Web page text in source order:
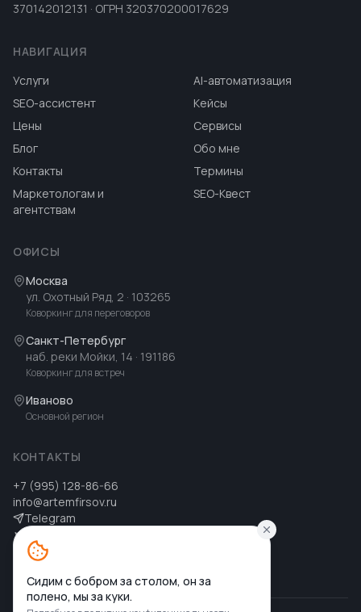
370142012131 · ОГРН 320370200017629
НАВИГАЦИЯ
Услуги
AI-автоматизация
SEO-ассистент
Кейсы
Цены
Сервисы
Блог
Обо мне
Контакты
Термины
Маркетологам и
агентствам
SEO-Квест
ОФИСЫ
Москва
ул. Охотный Ряд, 2 · 103265
Коворкинг для переговоров
Санкт-Петербург
наб. реки Мойки, 14 · 191186
Коворкинг для встреч
Иваново
Основной регион
КОНТАКТЫ
+7 (995) 128-86-66
info@artemfirsov.ru
Telegram
MAX MAX
Сидим с бобром за столом, он за
полено, мы за куки.